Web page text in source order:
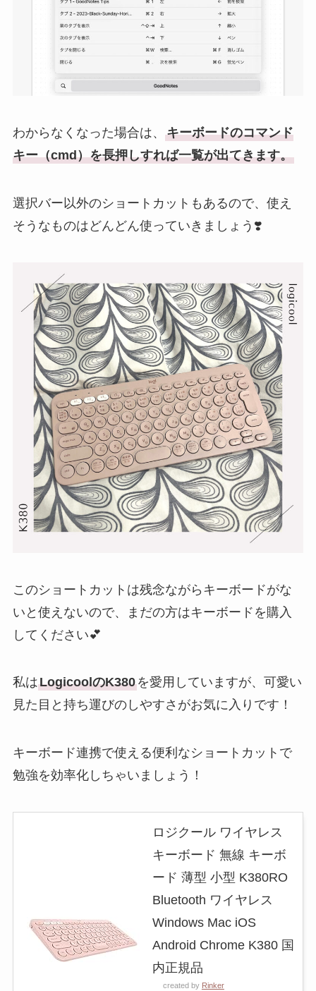
わからなくなった場合は、 キーボードのコマンド
キー（cmd）を長押しすれば一覧が出てきます。
選択バー以外のショートカットもあるので、使え
そうなものはどんどん使っていきましょう❣️
このショートカットは残念ながらキーボードがな
いと使えないので、まだの方はキーボードを購入
してください💕
私はLogicoolのK380を愛用していますが、可愛い
見た目と持ち運びのしやすさがお気に入りです！
キーボード連携で使える便利なショートカットで
勉強を効率化しちゃいましょう！
ロジクール ワイヤレス
キーボード 無線 キーボ
ード 薄型 小型 K380RO
Bluetooth ワイヤレス
Windows Mac iOS
Android Chrome K380 国
内正規品
created by Rinker